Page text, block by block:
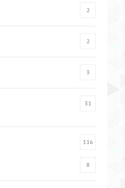
2
2
3
31
116
8